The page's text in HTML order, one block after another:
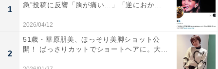
1
急”投稿に反響「胸が痛い…」「逆におか...
2026/04/12
2
51歳・華原朋美、ほっそり美脚ショット公
開！ ばっさりカットでショートヘアに。大...